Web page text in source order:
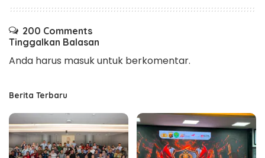
200 Comments
Tinggalkan Balasan
Anda harus masukuntuk berkomentar.
Berita Terbaru